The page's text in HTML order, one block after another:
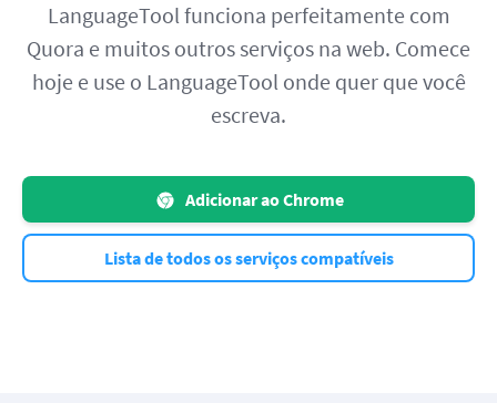
LanguageTool funciona perfeitamente com
Quora e muitos outros serviços na web. Comece
hoje e use o LanguageTool onde quer que você
escreva.
Adicionar ao Chrome
Lista de todos os serviços compatíveis